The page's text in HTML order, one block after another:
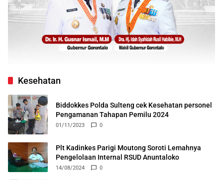
Kesehatan
Biddokkes Polda Sulteng cek Kesehatan personel
Pengamanan Tahapan Pemilu 2024
01/11/2023 0
Plt Kadinkes Parigi Moutong Soroti Lemahnya
Pengelolaan Internal RSUD Anuntaloko
14/08/2024 0